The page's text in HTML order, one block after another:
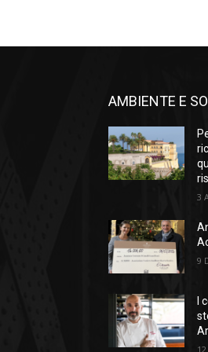
AMBIENTE E
3
9
I